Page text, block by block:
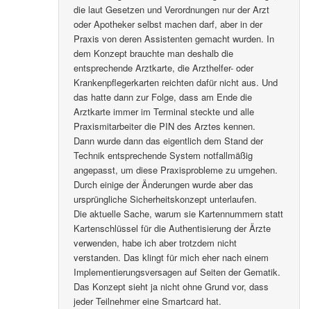
die laut Gesetzen und Verordnungen nur der Arzt
oder Apotheker selbst machen darf, aber in der
Praxis von deren Assistenten gemacht wurden. In
dem Konzept brauchte man deshalb die
entsprechende Arztkarte, die Arzthelfer- oder
Krankenpflegerkarten reichten dafür nicht aus. Und
das hatte dann zur Folge, dass am Ende die
Arztkarte immer im Terminal steckte und alle
Praxismitarbeiter die PIN des Arztes kennen.
Dann wurde dann das eigentlich dem Stand der
Technik entsprechende System notfallmäßig
angepasst, um diese Praxisprobleme zu umgehen.
Durch einige der Änderungen wurde aber das
ursprüngliche Sicherheitskonzept unterlaufen.
Die aktuelle Sache, warum sie Kartennummern statt
Kartenschlüssel für die Authentisierung der Ärzte
verwenden, habe ich aber trotzdem nicht
verstanden. Das klingt für mich eher nach einem
Implementierungsversagen auf Seiten der Gematik.
Das Konzept sieht ja nicht ohne Grund vor, dass
jeder Teilnehmer eine Smartcard hat.